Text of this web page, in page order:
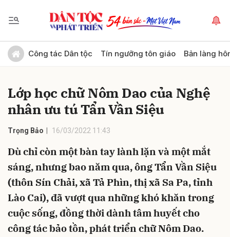
Công tác Dân tộc Tín ngưỡng tôn giáo Bản làng
Lớp học chữ Nôm Dao của Nghệ
nhân ưu tú Tẩn Vần Siệu
Trọng Bảo 16/03/2022 11:43
Dù chỉ còn một bàn tay lành lặn và một mắt
sáng, nhưng bao năm qua, ông Tẩn Vần Siệu
(thôn Sín Chải, xã Tả Phìn, thị xã Sa Pa, tỉnh
Lào Cai), đã vượt qua những khó khăn trong
cuộc sống, đồng thời dành tâm huyết cho
công tác bảo tồn, phát triển chữ Nôm Dao.
Gửi bình luận
Hủy Gửi